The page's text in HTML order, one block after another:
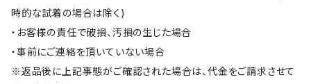
時的な試着の場合は除く)
・お客様の責任で破損、汚損の生じた場合
・事前にご連絡を頂いていない場合
※返品後に上記事態がご確認された場合は、代金をご請求させて